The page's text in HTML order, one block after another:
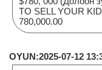
TO SELL YOUR
780,000.00
OYUN:2025-07-12